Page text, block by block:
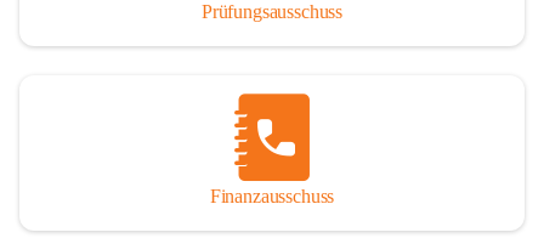
Prüfungsausschuss
Finanzausschuss